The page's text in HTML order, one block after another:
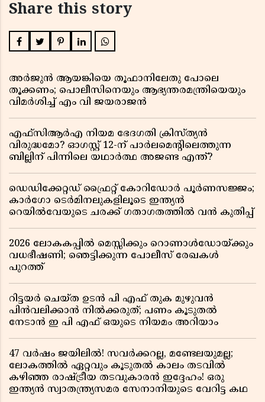
Share this story
അർജുൻ ആയങ്കിയെ തൂഫാനിലേതു പോലെ
തൂക്കണം; പൊലീസിനെയും ആഭ്യന്തരമന്ത്രിയെയും
വിമർശിച്ച് എം വി ജയരാജൻ
എഫ്സിആർഎ നിയമ ഭേദഗതി ക്രിസ്ത്യൻ
വിരുദ്ധമോ? ഓഗസ്റ്റ് 12-ന് പാർലമെന്റിലെത്തുന്ന
ബില്ലിന് പിന്നിലെ യഥാർത്ഥ അജണ്ട എന്ത്?
ഡെഡിക്കേറ്റഡ് ഫ്രൈറ്റ് കോറിഡോർ പൂർണസജ്ജം;
കാർഗോ ടെർമിനലുകളിലൂടെ ഇന്ത്യൻ
റെയിൽവേയുടെ ചരക്ക് ഗതാഗതത്തിൽ വൻ കുതിപ്പ്
2026 ലോകകപ്പിൽ മെസ്സിക്കും റൊണാൾഡോയ്ക്കും
വധഭീഷണി; ഞെട്ടിക്കുന്ന പോലീസ് രേഖകൾ
പുറത്ത്
റിട്ടയർ ചെയ്ത ഉടൻ പി എഫ് തുക മുഴുവൻ
പിൻവലിക്കാൻ നിൽക്കരുത്; പണം കൂടുതൽ
നേടാൻ ഇ പി എഫ് ഒയുടെ നിയമം അറിയാം
47 വർഷം ജയിലിൽ! സവർക്കറല്ല, മണ്ടേലയുമല്ല;
ലോകത്തിൽ ഏറ്റവും കൂടുതൽ കാലം തടവിൽ
കഴിഞ്ഞ രാഷ്ട്രീയ തടവുകാരൻ ഇദ്ദേഹം! ഒരു
ഇന്ത്യൻ സ്വാതന്ത്ര്യസമര സേനാനിയുടെ വേറിട്ട കഥ